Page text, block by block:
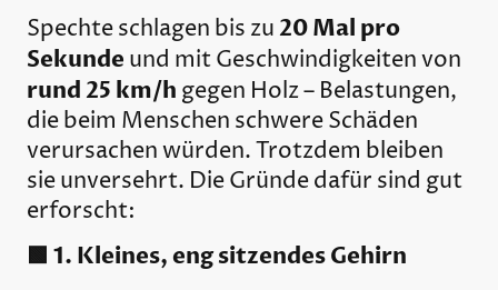
Spechte schlagen bis zu20 Mal pro
Sekunde und mit Geschwindigkeiten von
rund 25 km/h gegen Holz – Belastungen,
die beim Menschen schwere Schäden
verursachen würden. Trotzdem bleiben
sie unversehrt. Die Gründe dafür sind gut
erforscht:
🟩 1. Kleines, eng sitzendes Gehirn